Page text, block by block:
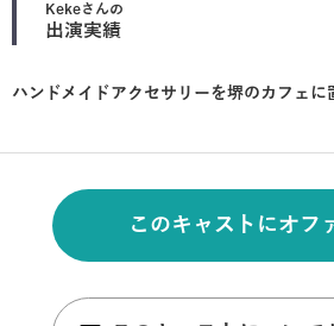
Kekeさんの
出演実績
ハンドメイドアクセサリーを堺のカフェに
このキャストにオフ